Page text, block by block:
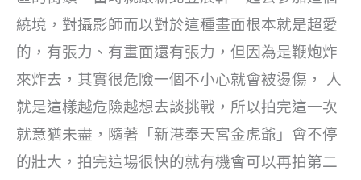
繞境，對攝影師而以對於這種畫面根本就是超愛
的，有張力、有畫面還有張力，但因為是鞭炮炸
來炸去，其實很危險一個不小心就會被燙傷， 人
就是這樣越危險越想去談挑戰，所以拍完這一次
就意猶未盡，隨著「新港奉天宮金虎爺」會不停
的壯大，拍完這場很快的就有機會可以再拍第二